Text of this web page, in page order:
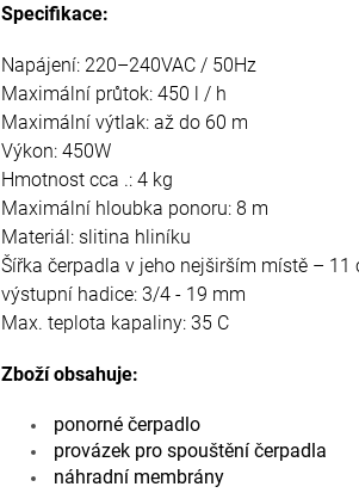
Specifikace:
Napájení: 220–240VAC / 50Hz
Maximální průtok: 450 l / h
Maximální výtlak: až do 60 m
Výkon: 450W
Hmotnost cca .: 4 kg
Maximální hloubka ponoru: 8 m
Materiál: slitina hliníku
Šířka čerpadla v jeho nejširším místě – 11
výstupní hadice: 3/4 - 19 mm
Max. teplota kapaliny: 35 C
Zboží obsahuje:
ponorné čerpadlo
provázek pro spouštění čerpadla
náhradní membrány